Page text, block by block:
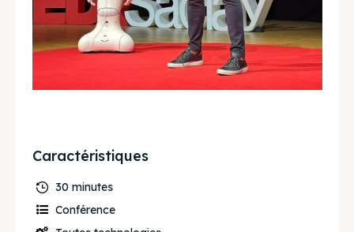
Caractéristiques
30 minutes
Conférence